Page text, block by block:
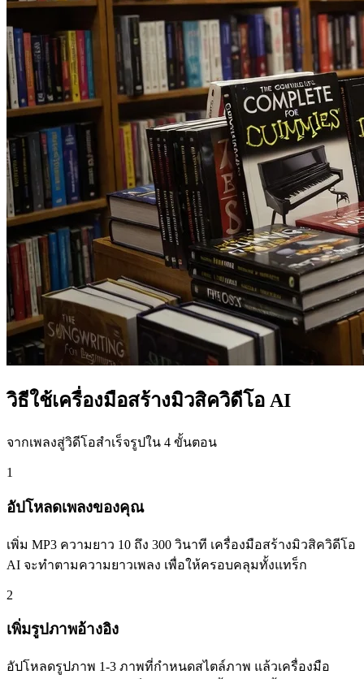
วิธีใช้เครื่องมือสร้างมิวสิควิดีโอ AI
จากเพลงสู่วิดีโอสำเร็จรูปใน 4 ขั้นตอน
1
อัปโหลดเพลงของคุณ
เพิ่ม MP3 ความยาว 10 ถึง 300 วินาที เครื่องมือสร้างมิวสิควิดีโอ
AI จะทำตามความยาวเพลง เพื่อให้ครอบคลุมทั้งแทร็ก
2
เพิ่มรูปภาพอ้างอิง
อัปโหลดรูปภาพ 1-3 ภาพที่กำหนดสไตล์ภาพ แล้วเครื่องมือ